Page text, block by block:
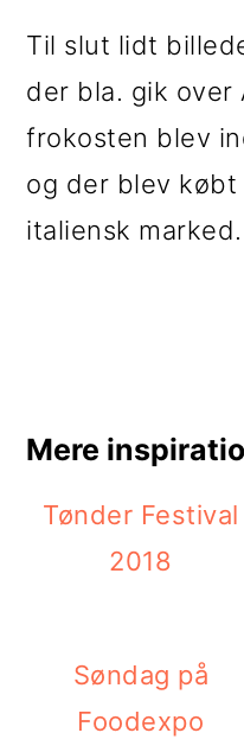
Til slut lidt
der bla. gik over
frokosten blev
og der blev
italiensk marked.
Mere
Tønder Festival
2018
Søndag på
Foodexpo